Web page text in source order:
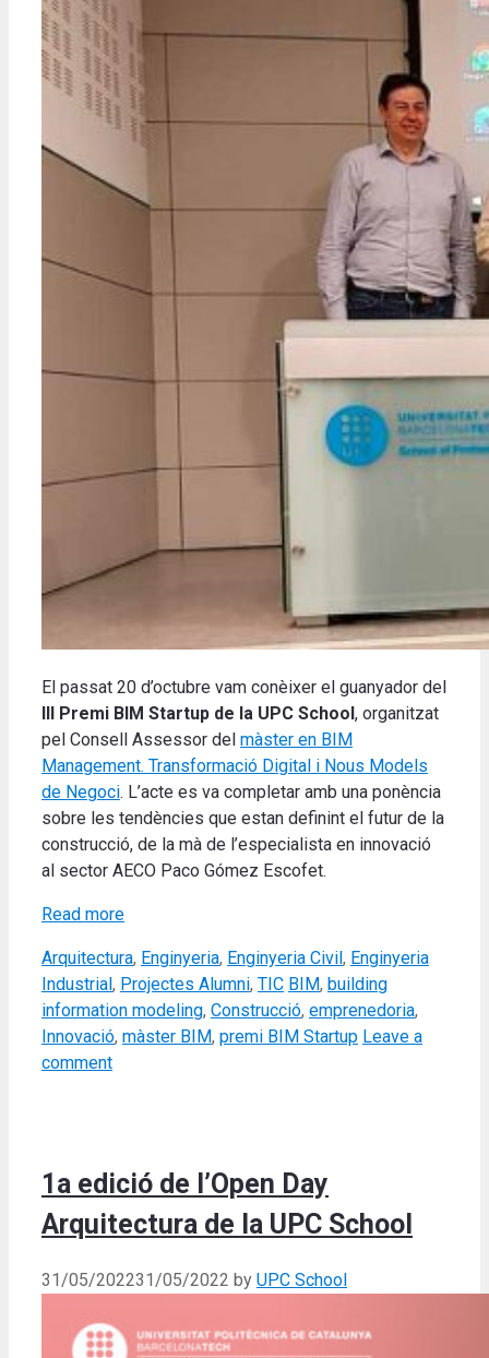
El passat 20 d’octubre vam conèixer el guanyador del
III Premi BIM Startup de la UPC School, organitzat
pel Consell Assessor del màster en BIM
Management. Transformació Digital i Nous Models
de Negoci. L’acte es va completar amb una ponència
sobre les tendències que estan definint el futur de la
construcció, de la mà de l’especialista en innovació
al sector AECO Paco Gómez Escofet.
Read more
Categories
Arquitectura, Enginyeria, Enginyeria Civil, Enginyeria
Industrial, Projectes Alumni, TIC Tags
BIM, building
information modeling, Construcció, emprenedoria,
Innovació, màster BIM, premi BIM Startup Leave a
comment
1a edició de l’Open Day
Arquitectura de la UPC School
31/05/202231/05/2022 by UPC School